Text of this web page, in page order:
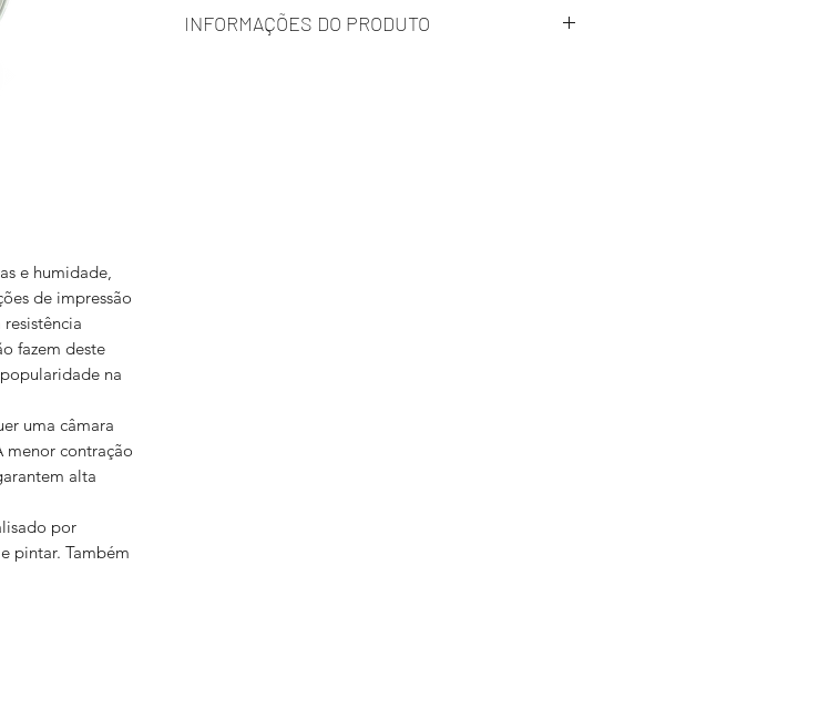
e humidade,
de impressão
fazem deste
na
uma câmara
menor contração
alta
por
pintar. Também
INFORMAÇÕES DO PRODUTO